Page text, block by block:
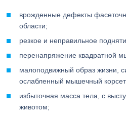
врожденные дефекты
области;
резкое и неправильное
перенапряжение квадратной
малоподвижный образ жизни,
ослабленный мышечный
избыточная масса тела, с
животом;